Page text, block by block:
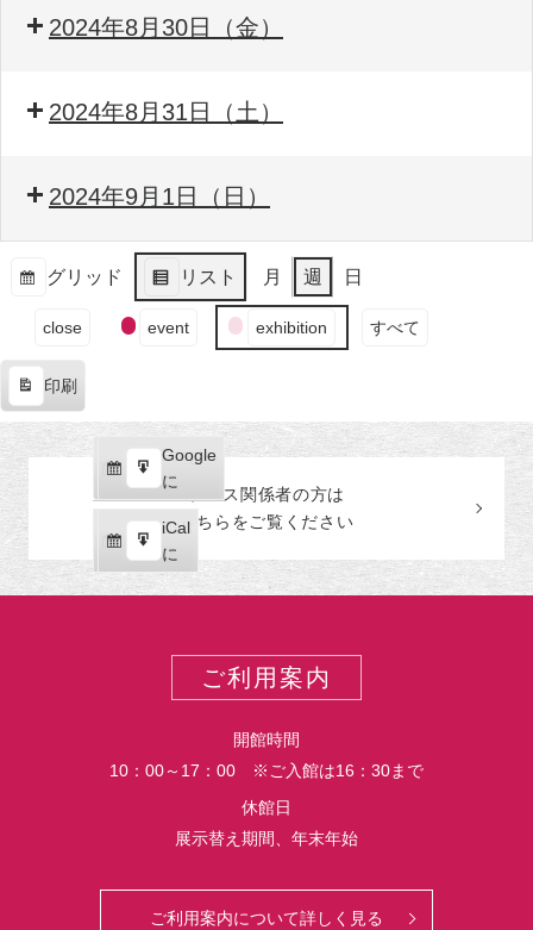
2024年8月30日（金）
2024年8月31日（土）
2024年9月1日（日）
グリッド
表
リスト
表
月 週 日
ン
の
カ
テ
ゴ
close event exhibition すべて
印刷
示
Google
で
購
読
iCal
で
購
読
Google
に
エ
ク
ス
ポ
iCal
に
エ
ク
プレス関係者の方は
こちらをご覧ください
ご利用案内
開館時間
10：00～17：00 ※ご入館は16：30まで
休館日
展示替え期間、年末年始
ご利用案内について詳しく見る